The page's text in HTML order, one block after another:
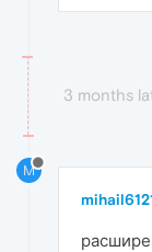
3 months
M